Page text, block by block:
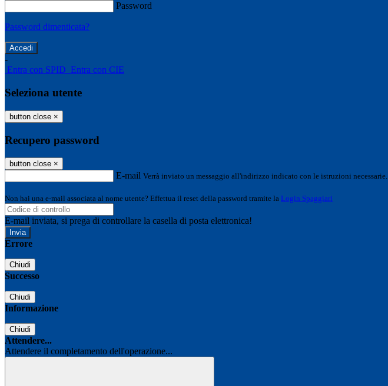
Password
Password dimenticata?
-
Entra con SPID Entra con CIE
Seleziona utente
button close ×
Recupero password
button close ×
E-mail Verrà inviato un messaggio all'indirizzo indicato con le istruzioni necessarie.
Non hai una e-mail associata al nome utente? Effettua il reset della password tramite la Login Spaggiari
E-mail inviata, si prega di controllare la casella di posta elettronica!
Errore
Chiudi
Successo
Chiudi
Informazione
Chiudi
Attendere...
Attendere il completamento dell'operazione...